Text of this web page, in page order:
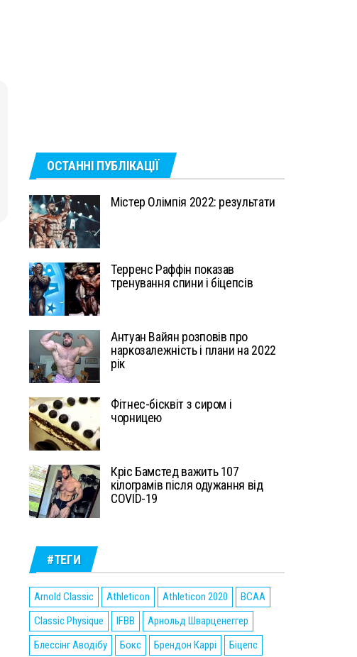
ОСТАННІ ПУБЛІКАЦІЇ
Містер Олімпія 2022: результати
Терренс Раффін показав
тренування спини і біцепсів
Антуан Вайян розповів про
наркозалежність і плани на 2022
рік
Фітнес-бісквіт з сиром і
чорницею
Кріс Бамстед важить 107
кілограмів після одужання від
COVID-19
#ТЕГИ
Arnold Classic Athleticon Athleticon 2020
BCAA
Classic Physique
IFBB
Арнольд Шварценеггер
Блессінг Аводібу
Бокс Брендон Каррі
Біцепс